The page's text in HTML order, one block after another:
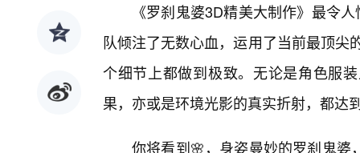
《罗刹鬼婆3D精美大制作》最令
队倾注了无数心血，运用了当前最顶尖
个细节上都做到极致。无论是角色服
果，亦或是环境光影的真实折射，都达
你将看到🌸，身姿曼妙的罗刹鬼婆